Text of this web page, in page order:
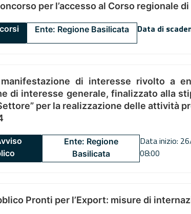
per l’accesso al Corso regionale
Ente: Regione Basilicata Data di
di interesse rivolto a
di interesse generale, finalizzato alla
per la realizzazione delle attività
Ente: Regione
Basilicata
Data inizio:
08:00
Pronti per l’Export: misure di